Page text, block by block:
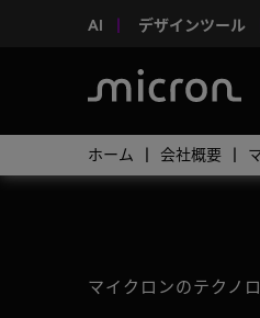
AI デザインツール
ホーム 会社概要
マイクロンのテクノ